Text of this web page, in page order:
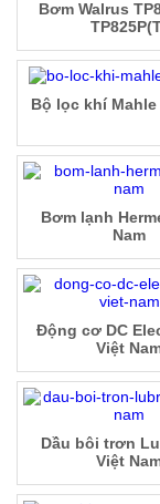
Bơm Walrus
Bộ lọc khí Mahle
Bơm lạnh
Nam
Động cơ DC
Việt
Dầu bôi trơn
Việt